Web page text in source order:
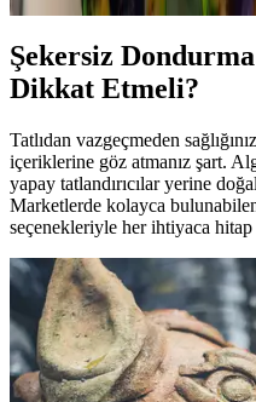
Şekersiz
Dikkat Etmeli?
Tatlıdan vazgeçmeden
içeriklerine göz atmanız şart.
yapay tatlandırıcılar yerine
Marketlerde kolayca
seçenekleriyle her ihtiyaca